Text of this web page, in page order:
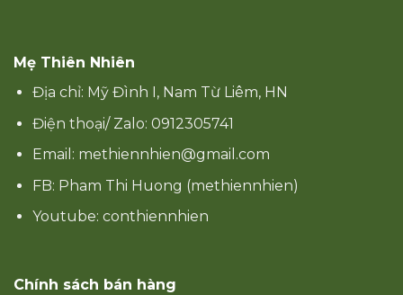
Mẹ Thiên Nhiên
Địa chỉ: Mỹ Đình I, Nam Từ Liêm, HN
Điện thoại/ Zalo: 0912305741
Email: methiennhien@gmail.com
FB: Pham Thi Huong (methiennhien)
Youtube: conthiennhien
Chính sách bán hàng